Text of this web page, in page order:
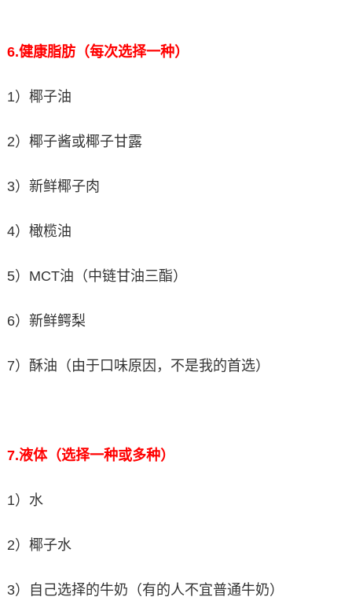
6.健康脂肪（每次选择一种）
1）椰子油
2）椰子酱或椰子甘露
3）新鲜椰子肉
4）橄榄油
5）MCT油（中链甘油三酯）
6）新鲜鳄梨
7）酥油（由于口味原因，不是我的首选）
7.液体（选择一种或多种）
1）水
2）椰子水
3）自己选择的牛奶（有的人不宜普通牛奶）